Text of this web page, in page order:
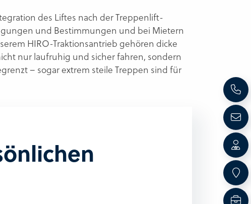
des Liftes nach der Treppenlift-
und Bestimmungen und bei Mietern
HIRO-Traktionsantrieb gehören dicke
nur laufruhig und sicher fahren, sondern
– sogar extrem steile Treppen sind für